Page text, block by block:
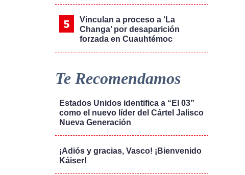
Vinculan a proceso a ‘La
Changa’ por desaparición
forzada en Cuauhtémoc
Te Recomendamos
Estados Unidos identifica a “El 03”
como el nuevo líder del Cártel Jalisco
Nueva Generación
¡Adiós y gracias, Vasco! ¡Bienvenido
Káiser!